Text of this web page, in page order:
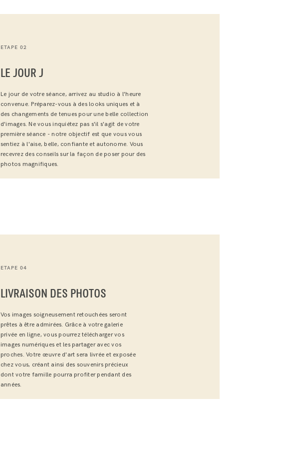
ETAPE 02
LE JOUR J
Le jour de votre séance, arrivez au studio à l'heure
convenue. Préparez-vous à des looks uniques et à
des changements de tenues pour une belle collection
d'images. Ne vous inquiétez pas s'il s'agit de votre
première séance - notre objectif est que vous vous
sentiez à l'aise, belle, confiante et autonome. Vous
recevrez des conseils sur la façon de poser pour des
photos magnifiques.
ETAPE 04
LIVRAISON DES PHOTOS
Vos images soigneusement retouchées seront
prêtes à être admirées. Grâce à votre galerie
privée en ligne, vous pourrez télécharger vos
images numériques et les partager avec vos
proches. Votre œuvre d'art sera livrée et exposée
chez vous, créant ainsi des souvenirs précieux
dont votre famille pourra profiter pendant des
années.